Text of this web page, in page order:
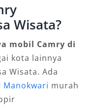
layanan
Camry di
layanan
berpengalaman
opsi lepas kunci
dan fleksibilitas.
Wisata?
mobil Camry di
kota lainnya
Wisata. Ada
Manokwari murah